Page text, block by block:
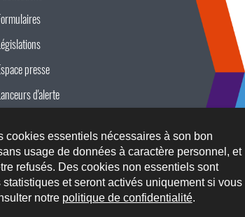
cookies essentiels nécessaires à son bon
usage de données à caractère personnel, et
refusés. Des cookies non essentiels sont
et seront activés uniquement si vous
notre politique de confidentialité.
presse
d'alerte
Aspects légaux Protection des données